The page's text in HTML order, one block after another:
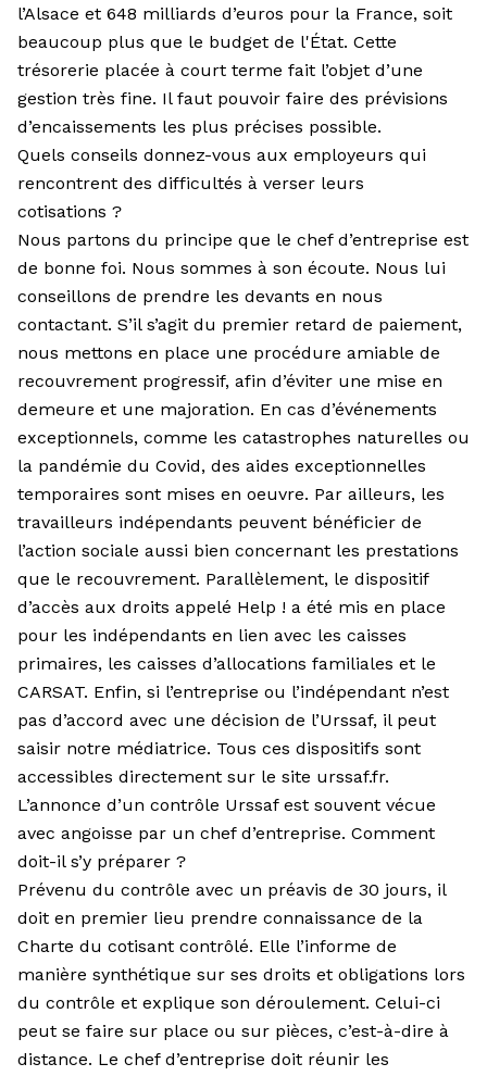
l’Alsace et 648 milliards d’euros pour la France, soit
beaucoup plus que le budget de l'État. Cette
trésorerie placée à court terme fait l’objet d’une
gestion très fine. Il faut pouvoir faire des prévisions
d’encaissements les plus précises possible.
Quels conseils donnez-vous aux employeurs qui
rencontrent des difficultés à verser leurs
cotisations ?
Nous partons du principe que le chef d’entreprise est
de bonne foi. Nous sommes à son écoute. Nous lui
conseillons de prendre les devants en nous
contactant. S’il s’agit du premier retard de paiement,
nous mettons en place une procédure amiable de
recouvrement progressif, afin d’éviter une mise en
demeure et une majoration. En cas d’événements
exceptionnels, comme les catastrophes naturelles ou
la pandémie du Covid, des aides exceptionnelles
temporaires sont mises en oeuvre. Par ailleurs, les
travailleurs indépendants peuvent bénéficier de
l’action sociale aussi bien concernant les prestations
que le recouvrement. Parallèlement, le dispositif
d’accès aux droits appelé Help ! a été mis en place
pour les indépendants en lien avec les caisses
primaires, les caisses d’allocations familiales et le
CARSAT. Enfin, si l’entreprise ou l’indépendant n’est
pas d’accord avec une décision de l’Urssaf, il peut
saisir notre médiatrice. Tous ces dispositifs sont
accessibles directement sur le site urssaf.fr.
L’annonce d’un contrôle Urssaf est souvent vécue
avec angoisse par un chef d’entreprise. Comment
doit-il s’y préparer ?
Prévenu du contrôle avec un préavis de 30 jours, il
doit en premier lieu prendre connaissance de la
Charte du cotisant contrôlé. Elle l’informe de
manière synthétique sur ses droits et obligations lors
du contrôle et explique son déroulement. Celui-ci
peut se faire sur place ou sur pièces, c’est-à-dire à
distance. Le chef d’entreprise doit réunir les